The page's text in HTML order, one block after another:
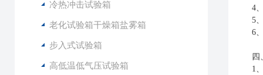
冷热冲击试验箱
老化试验箱干燥箱盐雾箱
步入式试验箱
高低温低气压试验箱
4
5
6
四
1